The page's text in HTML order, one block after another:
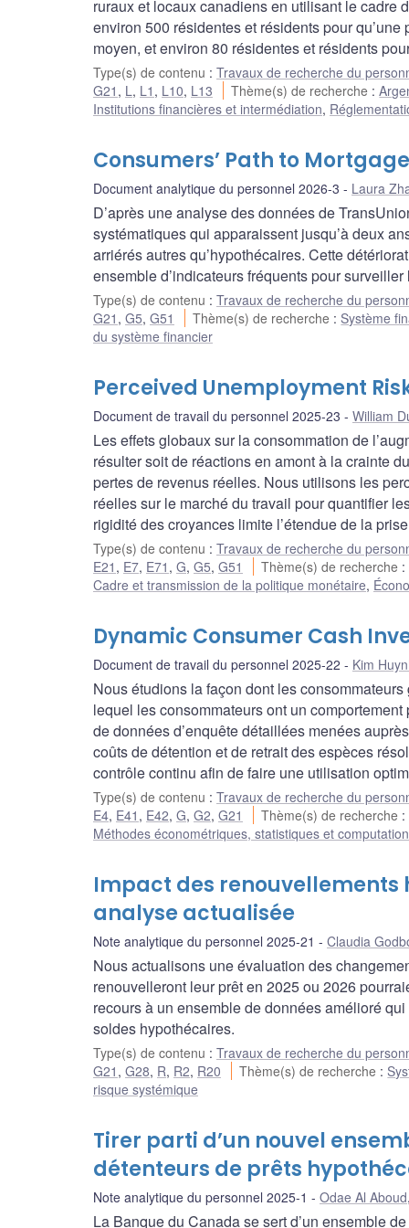
ruraux et locaux canadiens en utilisant le cadre
environ 500 résidentes et résidents pour
moyen, et environ 80 résidentes et résidents
Type(s) de contenu : Travaux de recherche du
G21 , L, L1 , L10, L13 Thème(s) de recherche :
Institutions financières et intermédiation,
Consumers’ Path to
Document analytique du personnel 2026-3 Laura
D’après une analyse des données de
systématiques qui apparaissent jusqu’à deux
arriérés autres qu’hypothécaires. Cette
ensemble d’indicateurs fréquents pour
Type(s) de contenu : Travaux de recherche du
G21 , G5, G51 Thème(s) de recherche : Système
du système financier
Perceived Unemployment
Document de travail du personnel 2025-23 William
Les effets globaux sur la consommation de
résulter soit de réactions en amont à la crainte
pertes de revenus réelles. Nous utilisons les
réelles sur le marché du travail pour quantifier
rigidité des croyances limite l’étendue de la
Type(s) de contenu : Travaux de recherche du
E21 , E7, E71 , G, G5, G51 Thème(s) de recherche :
Cadre et transmission de la politique monétaire,
Dynamic Consumer Cash
Document de travail du personnel 2025-22 Kim
Nous étudions la façon dont les
lequel les consommateurs ont un
de données d’enquête détaillées menées
coûts de détention et de retrait des espèces
contrôle continu afin de faire une utilisation
Type(s) de contenu : Travaux de recherche du
E4, E41 , E42, G, G2, G21 Thème(s) de recherche :
Méthodes économétriques, statistiques et
Impact des renouvellements
analyse actualisée
Note analytique du personnel 2025-21 Claudia
Nous actualisons une évaluation des
renouvelleront leur prêt en 2025 ou 2026
recours à un ensemble de données amélioré
soldes hypothécaires.
Type(s) de contenu : Travaux de recherche du
G21 , G28, R, R2, R20 Thème(s) de recherche :
risque systémique
Tirer parti d’un nouvel
détenteurs de prêts
Note analytique du personnel 2025-1 Odae Al Aboud
La Banque du Canada se sert d’un ensemble